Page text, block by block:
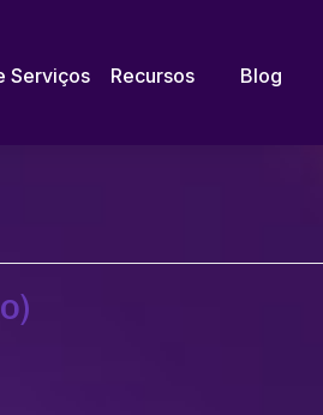
Serviços Recursos Blog